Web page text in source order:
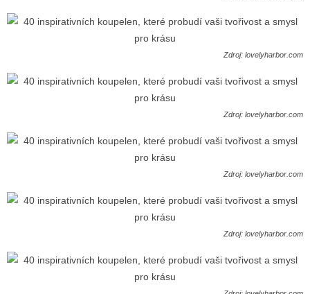
Zdroj: lovelyharbor.com
Zdroj: lovelyharbor.com
Zdroj: lovelyharbor.com
Zdroj: lovelyharbor.com